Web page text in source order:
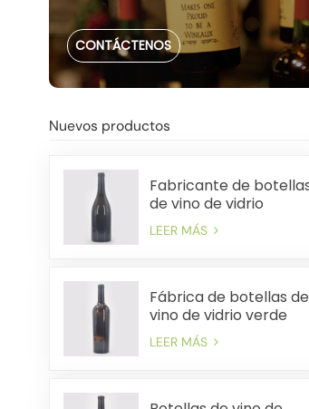
CONTÁCTENOS
Nuevos productos
Fabricante de
de vino de vidrio
pesado de China de
750 ml
LEER MÁS
Fábrica de botellas de
vino de vidrio verde
antiguo premium de
750 ml
LEER MÁS